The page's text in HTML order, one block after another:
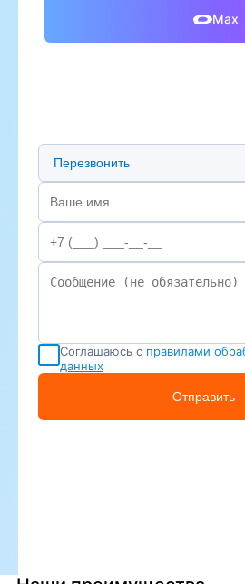
Max
Предпочтительный способ
Соглашаюсь с правилами
данных
Отправить